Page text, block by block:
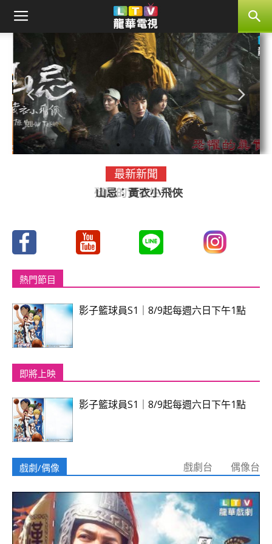
2026/8/15(六)
最新新聞
山忌：黃衣小飛俠
熱門節目
影子籃球員S1｜8/9起每週六日下午1點
即將上映
影子籃球員S1｜8/9起每週六日下午1點
戲劇/偶像 戲劇台 偶像台